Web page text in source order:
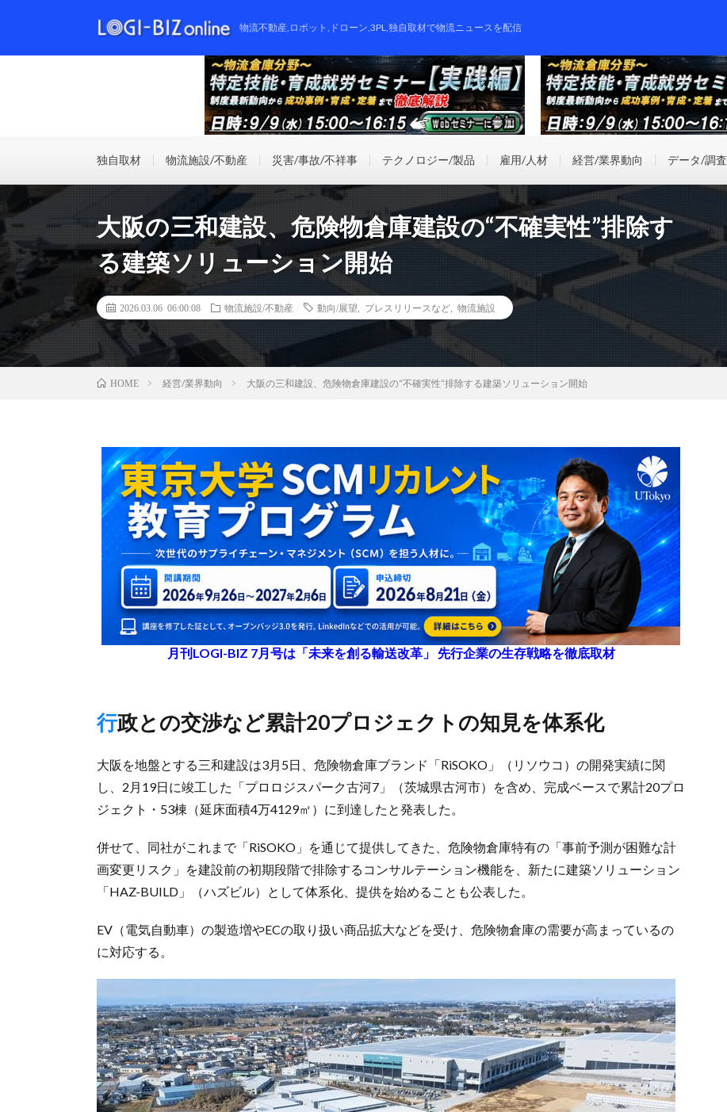
物流不動産,ロボット,ドローン,3PL,独自取材で物流ニュースを配信
独自取材 物流施設/不動産 災害/事故/不祥事 テクノロジー/製品 雇用/人材 経営/業界動向 データ/調査
大阪の三和建設、危険物倉庫建設の“不確実性”排除す
る建築ソリューション開始
2026.03.06 06:00:08 物流施設/不動産 動向/展望 プレスリリースなど 物流施設
HOME 経営/業界動向 大阪の三和建設、危険物倉庫建設の“不確実性”排除する建築ソリューション開始
月刊LOGI-BIZ 7月号は「未来を創る輸送改革」 先行企業の生存戦略を徹底取材
行政との交渉など累計20プロジェクトの知見を体系化
大阪を地盤とする三和建設は3月5日、危険物倉庫ブランド「RiSOKO」（リソウコ）の開発実績に関
し、2月19日に竣工した「プロロジスパーク古河7」（茨城県古河市）を含め、完成ベースで累計20プロ
ジェクト・53棟（延床面積4万4129㎡）に到達したと発表した。
併せて、同社がこれまで「RiSOKO」を通じて提供してきた、危険物倉庫特有の「事前予測が困難な計
画変更リスク」を建設前の初期段階で排除するコンサルテーション機能を、新たに建築ソリューション
「HAZ-BUILD」（ハズビル）として体系化、提供を始めることも公表した。
EV（電気自動車）の製造増やECの取り扱い商品拡大などを受け、危険物倉庫の需要が高まっているの
に対応する。